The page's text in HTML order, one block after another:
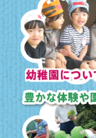
幼稚園について